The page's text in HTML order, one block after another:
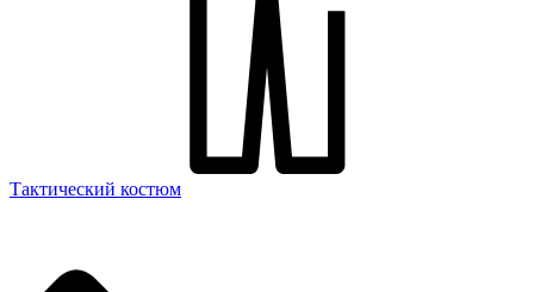
Тактический костюм